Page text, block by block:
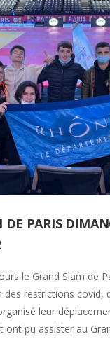
DE PARIS
le Grand Slam de
restrictions covid,
leur
ont pu assister au